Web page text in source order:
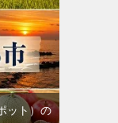
ット）の